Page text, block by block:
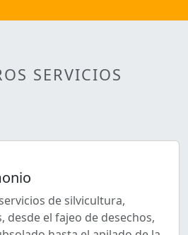
SERVICIOS
de silvicultura,
el fajeo de desechos,